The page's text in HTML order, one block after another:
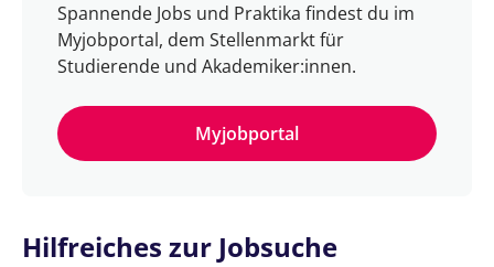
Spannende Jobs und Praktika findest du im
Myjobportal, dem Stellenmarkt für
Studierende und Akademiker:innen.
Myjobportal
Hilfreiches zur Jobsuche